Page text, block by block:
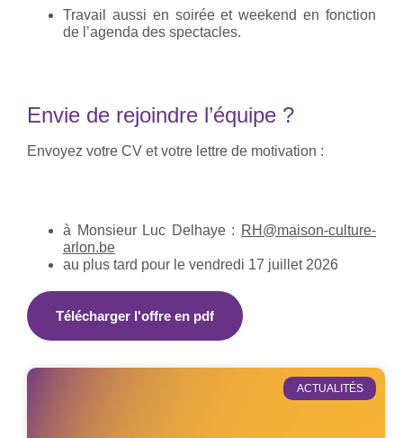
Travail aussi en soirée et weekend en fonction
de l’agenda des spectacles.
Envie de rejoindre l’équipe ?
Envoyez votre CV et votre lettre de motivation :
à Monsieur Luc Delhaye : RH@maison-culture-
arlon.be
au plus tard pour le vendredi 17 juillet 2026
Télécharger l'offre en pdf
ACTUALITÉS